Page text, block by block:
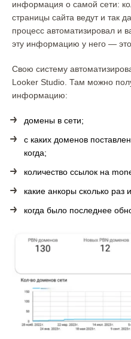
информация о самой сети:
страницы сайта ведут и так
процесс автоматизировал и
эту информацию у него —
Свою систему
Looker Studio. Там можно
информацию:
домены в сети;
с каких доменов
когда;
количество ссылок на
какие анкоры сколько раз
когда было последнее